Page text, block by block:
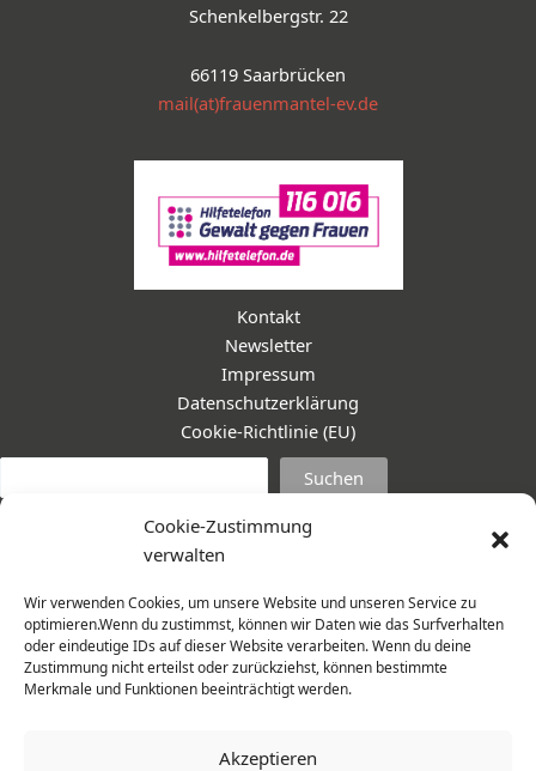
Cookie-Zustimmung
verwalten
Wir verwenden Cookies, um unsere Website und unseren Service zu
optimieren.Wenn du zustimmst, können wir Daten wie das Surfverhalten
oder eindeutige IDs auf dieser Website verarbeiten. Wenn du deine
Zustimmung nicht erteilst oder zurückziehst, können bestimmte
Merkmale und Funktionen beeinträchtigt werden.
Akzeptieren
Schenkelbergstr. 22
66119 Saarbrücken
mail(at)frauenmantel-ev.de
Kontakt
Newsletter
Impressum
Datenschutzerklärung
Cookie-Richtlinie (EU)
Suchen